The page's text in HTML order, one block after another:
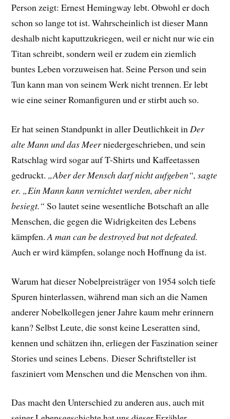
Person zeigt: Ernest Hemingway lebt. Obwohl er doch
schon so lange tot ist. Wahrscheinlich ist dieser Mann
deshalb nicht kaputtzukriegen, weil er nicht nur wie ein
Titan schreibt, sondern weil er zudem ein ziemlich
buntes Leben vorzuweisen hat. Seine Person und sein
Tun kann man von seinem Werk nicht trennen. Er lebt
wie eine seiner Romanfiguren und er stirbt auch so.
Er hat seinen Standpunkt in aller Deutlichkeit in Der
alte Mann und das Meerniedergeschrieben, und sein
Ratschlag wird sogar auf T-Shirts und Kaffeetassen
gedruckt. „Aber der Mensch darf nicht aufgeben“, sagte
er. „Ein Mann kann vernichtet werden, aber nicht
besiegt.“So lautet seine wesentliche Botschaft an alle
Menschen, die gegen die Widrigkeiten des Lebens
kämpfen. A man can be destroyed but not defeated.
Auch er wird kämpfen, solange noch Hoffnung da ist.
Warum hat dieser Nobelpreisträger von 1954 solch tiefe
Spuren hinterlassen, während man sich an die Namen
anderer Nobelkollegen jener Jahre kaum mehr erinnern
kann? Selbst Leute, die sonst keine Leseratten sind,
kennen und schätzen ihn, erliegen der Faszination seiner
Stories und seines Lebens. Dieser Schriftsteller ist
fasziniert vom Menschen und die Menschen von ihm.
Das macht den Unterschied zu anderen aus, auch mit